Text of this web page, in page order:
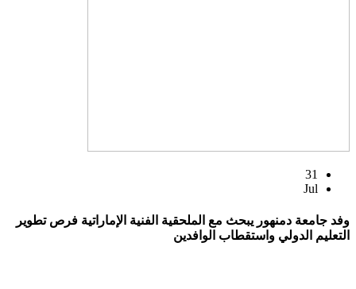
31
Jul
وفد جامعة دمنهور يبحث مع الملحقية الفنية الإماراتية فرص تطوير
التعليم الدولي واستقطاب الوافدين